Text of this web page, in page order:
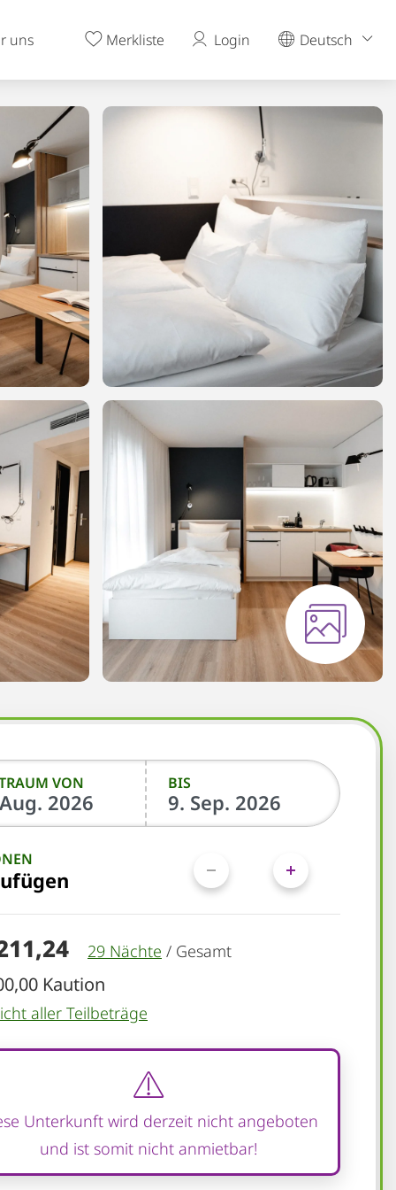
uns Merkliste Login Deutsch
VON BIS
29 Nächte / Gesamt
Kaution
aller Teilbeträge
Unterkunft wird derzeit nicht angeboten
und ist somit nicht anmietbar!